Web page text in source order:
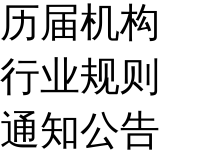
历届机构
行业规则
通知公告